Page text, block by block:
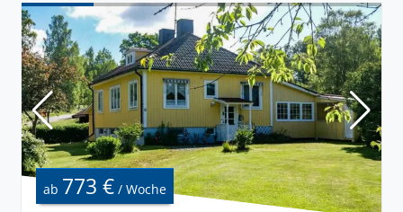
ab 773 € / Woche